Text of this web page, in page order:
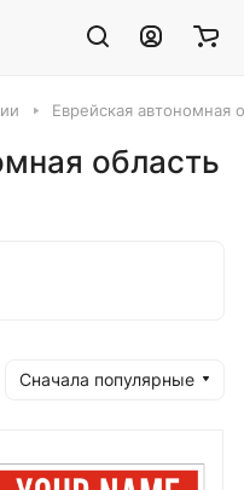
Еврейская автономная
область
Сначала популярные